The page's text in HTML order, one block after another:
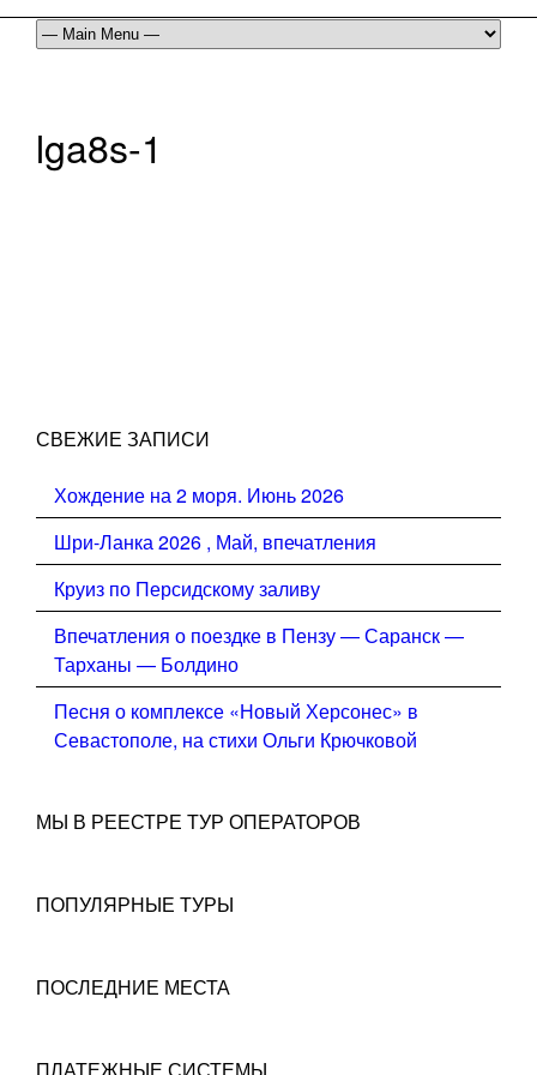
lga8s-1
СВЕЖИЕ ЗАПИСИ
Хождение на 2 моря. Июнь 2026
Шри-Ланка 2026 , Май, впечатления
Круиз по Персидскому заливу
Впечатления о поездке в Пензу — Саранск —
Тарханы — Болдино
Песня о комплексе «Новый Херсонес» в
Севастополе, на стихи Ольги Крючковой
МЫ В РЕЕСТРЕ ТУР ОПЕРАТОРОВ
ПОПУЛЯРНЫЕ ТУРЫ
ПОСЛЕДНИЕ МЕСТА